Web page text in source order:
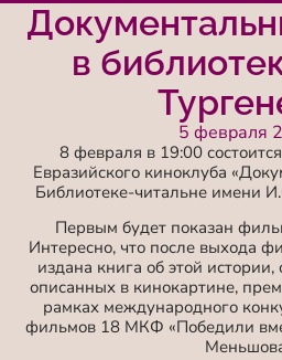
в
5 февраля
8 февраля в 19:00
Евразийского киноклуба
Библиотеке-читальне имени
Первым будет показан
Интересно, что после выхода
издана книга об этой
описанных в кинокартине,
рамках международного
фильмов 18 МКФ «Победили